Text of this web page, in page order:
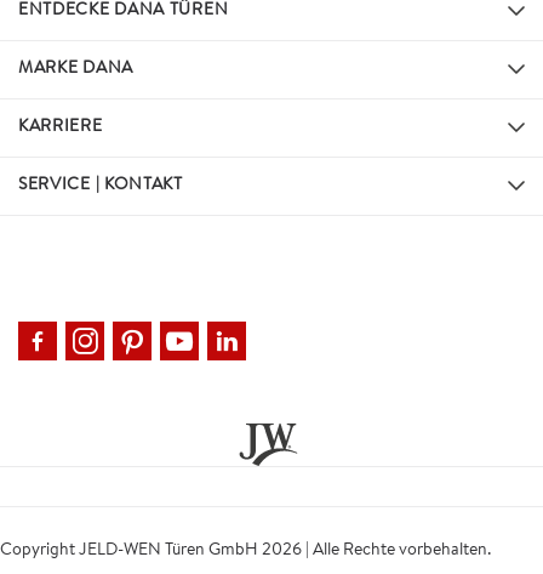
ENTDECKE DANA TÜREN
MARKE DANA
KARRIERE
SERVICE | KONTAKT
Copyright JELD-WEN Türen GmbH 2026 | Alle Rechte vorbehalten.